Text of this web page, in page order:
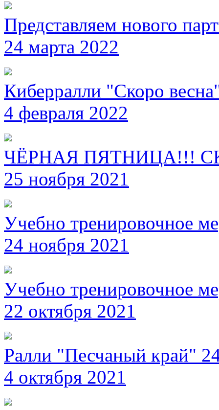
Представляем нового
24 марта 2022
Киберралли "Скоро
4 февраля 2022
ЧЁРНАЯ ПЯТНИЦА!!!
25 ноября 2021
Учебно тренировочное
24 ноября 2021
Учебно тренировочное
22 октября 2021
Ралли "Песчаный край"
4 октября 2021